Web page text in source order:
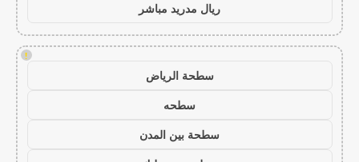
ريال مدريد مباشر
!
سطحة الرياض
سطحه
سطحة بين المدن